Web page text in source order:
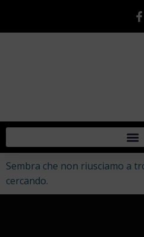
Sembra che non riusciamo a
cercando.